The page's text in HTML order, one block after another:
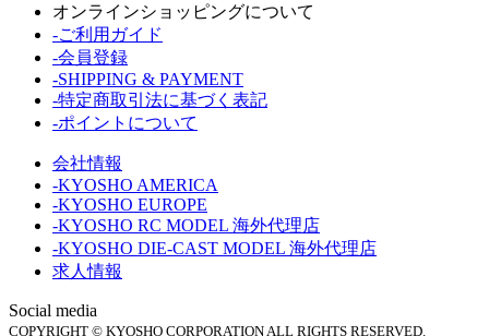
オンラインショッピングについて
-ご利用ガイド
-会員登録
-SHIPPING & PAYMENT
-特定商取引法に基づく表記
-ポイントについて
会社情報
-KYOSHO AMERICA
-KYOSHO EUROPE
-KYOSHO RC MODEL 海外代理店
-KYOSHO DIE-CAST MODEL 海外代理店
求人情報
Social media
COPYRIGHT © KYOSHO CORPORATION ALL RIGHTS RESERVED.